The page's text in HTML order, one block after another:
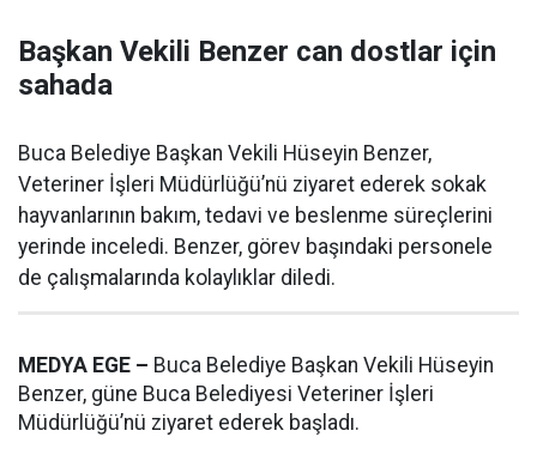
Başkan Vekili Benzer can dostlar için
sahada
Buca Belediye Başkan Vekili Hüseyin Benzer,
Veteriner İşleri Müdürlüğü’nü ziyaret ederek sokak
hayvanlarının bakım, tedavi ve beslenme süreçlerini
yerinde inceledi. Benzer, görev başındaki personele
de çalışmalarında kolaylıklar diledi.
MEDYA EGE – Buca Belediye Başkan Vekili Hüseyin
Benzer, güne Buca Belediyesi Veteriner İşleri
Müdürlüğü’nü ziyaret ederek başladı.